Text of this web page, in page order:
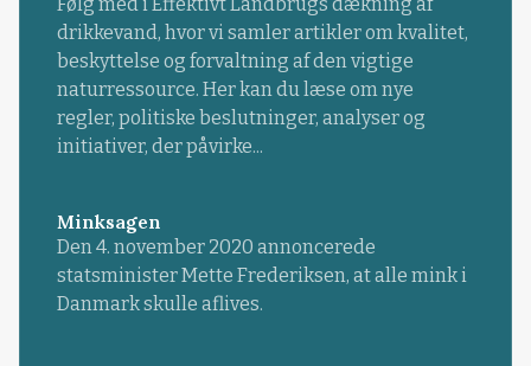
drikkevand, hvor vi samler artikler om kvalitet,
beskyttelse og forvaltning af den vigtige
naturressource. Her kan du læse om nye
regler, politiske beslutninger, analyser og
initiativer, der påvirke...
Minksagen
Den 4. november 2020 annoncerede
statsminister Mette Frederiksen, at alle mink i
Danmark skulle aflives.